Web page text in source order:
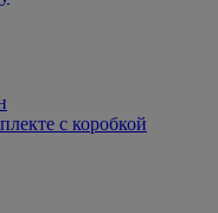
с коробкой